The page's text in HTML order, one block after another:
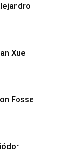
Xue
Fosse